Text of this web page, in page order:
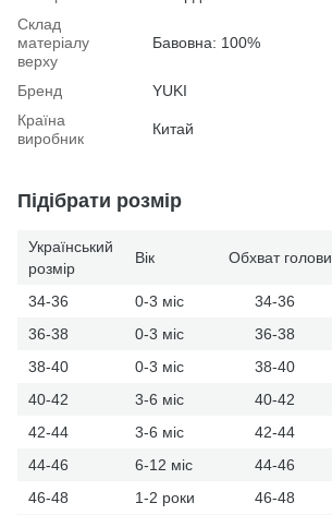
Склад
матеріалу
верху
Бавовна: 100%
Бренд
YUKI
Країна
виробник
Китай
Підібрати розмір
Український
розмір
Вік Обхват голови
34-36 0-3 міс
34-36
36-38
0-3 міс
36-38
38-40
0-3 міс
38-40
40-42
3-6 міс
40-42
42-44
3-6 міс
42-44
44-46
6-12 міс
44-46
46-48
1-2 роки
46-48